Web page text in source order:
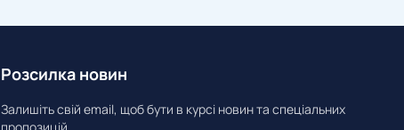
Розсилка новин
Залишіть свій email, щоб бути в курсі новин та спеціальних